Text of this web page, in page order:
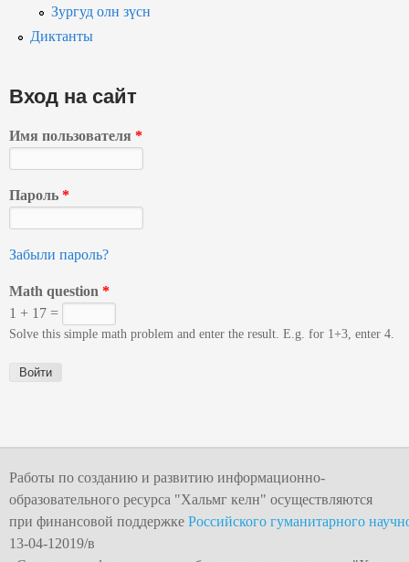
Зургуд олн зүсн
Диктанты
Вход на сайт
Имя пользователя *
Пароль *
Забыли пароль?
Math question *
1 + 17 =
Solve this simple math problem and enter the result. E.g. for 1+3, enter 4.
Работы по созданию и развитию информационно-
образовательного ресурса "Хальмг келн" осуществляются
при финансовой поддержке Российского гуманитарного
13-04-12019/в